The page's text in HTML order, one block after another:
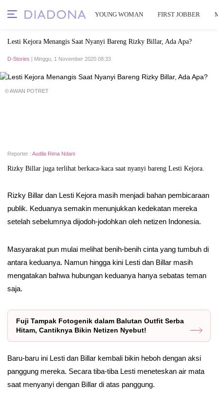
YOUNG WOMAN FIRST JOBBER
Lesti Kejora Menangis Saat Nyanyi Bareng Rizky Billar, Ada Apa?
D-Stories | Minggu, 1 November 2020 08:33
© AWAN POTRET
Reporter : Audila Rima Ndani
Rizky Billar juga terlihat berkaca-kaca saat nyanyi bareng Lesti Kejora.
Rizky Billar dan Lesti Kejora masih menjadi bahan pembicaraan
publik. Keduanya semakin menunjukkan kedekatan mereka
setelah sebelumnya dijodoh-jodohkan oleh netizen Indonesia.
Masyarakat pun mulai melihat benih-benih cinta yang tumbuh di
antara keduanya. Namun hingga kini Lesti dan Billar masih
mengatakan bahwa hubungan keduanya hanya sebatas teman
saja.
Fuji Tampak Fotogenik dalam Balutan Outfit Serba
Hitam, Cantiknya Bikin Netizen Nyebut!
Baru-baru ini Lesti dan Billar kembali bikin heboh dengan aksi
panggung mereka. Secara tiba-tiba Lesti meneteskan air mata
saat menyanyi dengan Billar di atas panggung.